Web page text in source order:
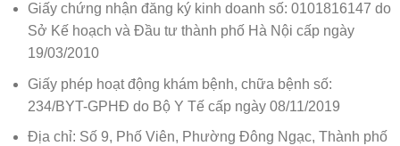
Giấy chứng nhận đăng ký kinh doanh số: 0101816147 do
Sở Kế hoạch và Đầu tư thành phố Hà Nội cấp ngày
19/03/2010
Giấy phép hoạt động khám bệnh, chữa bệnh số:
234/BYT-GPHĐ do Bộ Y Tế cấp ngày 08/11/2019
Địa chỉ: Số 9, Phố Viên, Phường Đông Ngạc, Thành phố